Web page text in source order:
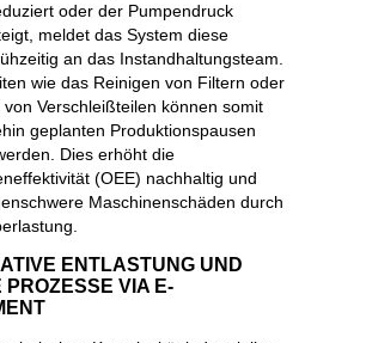
oder der Pumpendruck
meldet das System diese
an das Instandhaltungsteam.
wie das Reinigen von Filtern oder
von Verschleißteilen können somit
geplanten Produktionspausen
Dies erhöht die
(OEE) nachhaltig und
Maschinenschäden durch
ENTLASTUNG UND
VIA E-